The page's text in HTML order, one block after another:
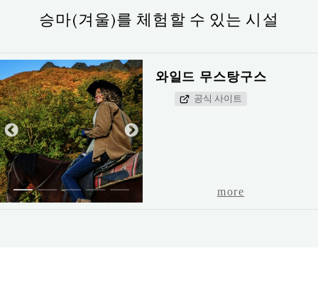
승마(겨울)를 체험할 수 있는 시설
1 2 3 4 5
와일드 무스탕구스
공식 사이트
more